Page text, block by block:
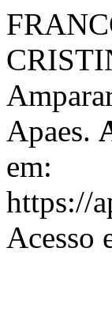
Apaes.
em:
https://
Acesso